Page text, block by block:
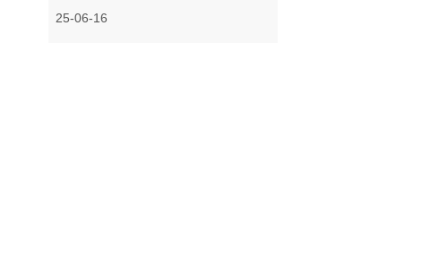
25-06-16